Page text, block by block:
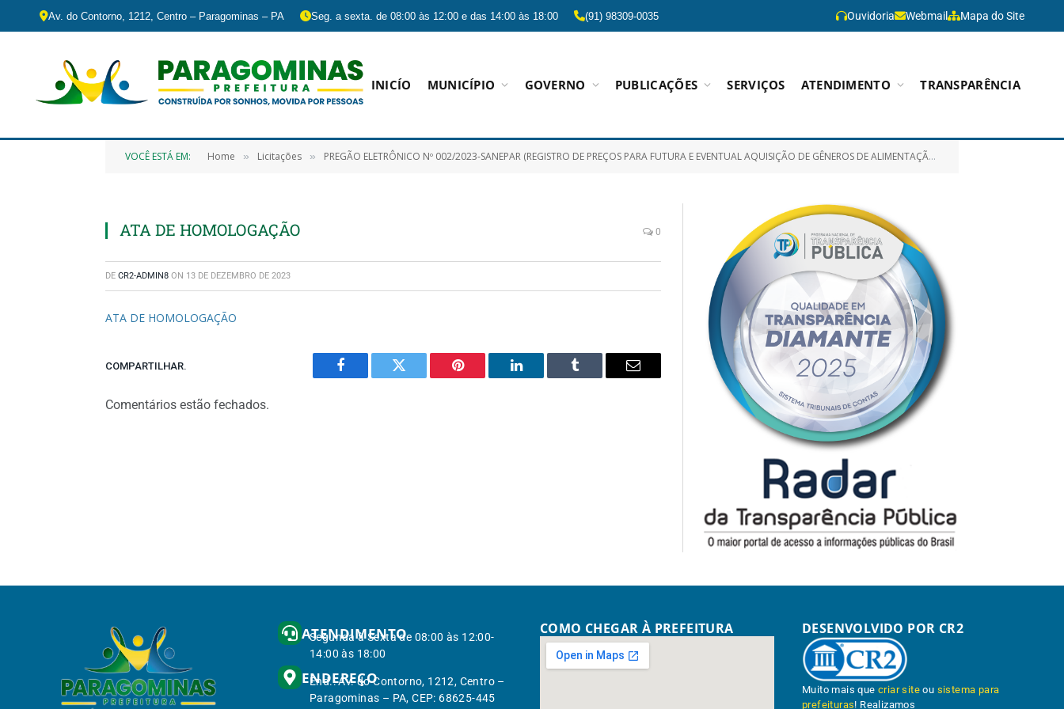
Av. do Contorno, 1212, Centro – Paragominas – PA Seg. a sexta. de 08:00 às 12:00 e das 14:00 às 18:00 (91) 98309-0035 Ouvidoria Webmail Mapa do Site
INICÍO MUNICÍPIO GOVERNO PUBLICAÇÕES SERVIÇOS ATENDIMENTO TRANSPARÊNCIA
VOCÊ ESTÁ EM: Home » Licitações » PREGÃO ELETRÔNICO Nº 002/2023-SANEPAR (REGISTRO DE PREÇOS PARA FUTURA E EVENTUAL AQUISIÇÃO DE GÊNEROS DE ALIMENTAÇÃO, MATERIAIS DE LIMPEZA E PRODUTOS DE HIGIENIZAÇÃO, PARA COMPOR AS CESTAS BÁSICAS DESTINADAS AOS SERVIDORES DA AGÊNCIA DE SANEAMENTO DE PARAGOMINAS/PA)
ATA DE HOMOLOGAÇÃO 0
DE CR2-ADMIN8 ON 13 DE DEZEMBRO DE 2023
ATA DE HOMOLOGAÇÃO
COMPARTILHAR.
Facebook Twitter Pinterest LinkedIn Tumblr Email
Comentários estão fechados.
ATENDIMENTO
Segunda à Sexta de 08:00 às 12:00-
14:00 às 18:00
ENDEREÇO
End.: Av. do Contorno, 1212, Centro –
Paragominas – PA, CEP: 68625-445
COMO CHEGAR À PREFEITURA DESENVOLVIDO POR CR2
Muito mais quecriar site ou sistema para
prefeituras! Realizamos